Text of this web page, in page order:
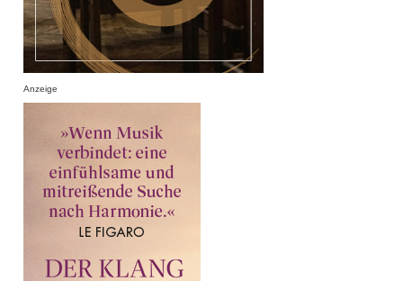
Anzeige